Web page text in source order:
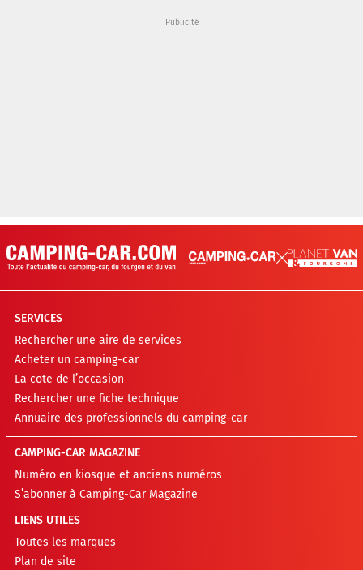
SERVICES
Rechercher une aire de services
Acheter un camping-car
La cote de l’occasion
Rechercher une fiche technique
Annuaire des professionnels du camping-car
CAMPING-CAR MAGAZINE
Numéro en kiosque et anciens numéros
S’abonner à Camping-Car Magazine
LIENS UTILES
Toutes les marques
Plan de site